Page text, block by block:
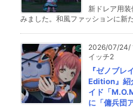
新ドレア用
みました。和風ファッションに新
2026/07/24/
イッチ2
『ゼノブ
Edition』紹
イド「
に「傭兵団